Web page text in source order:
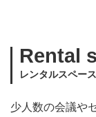
Rental
レンタルスペース
少人数の会議や